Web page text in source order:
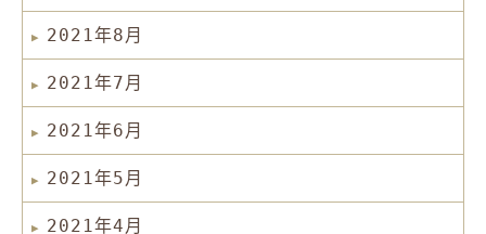
2021年8月
2021年7月
2021年6月
2021年5月
2021年4月